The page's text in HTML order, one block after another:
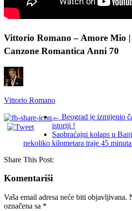
Vittorio Romano – Amore Mio
Canzone Romantica Anni 70
Vittorio Romano
← Beograd je izmijenio
istoriji !
Saobraćajni kolaps u
nekoliko kilometara traje 45
Share This Post:
Komentariši
Vaša email adresa neće biti objavljivana.
označena sa *